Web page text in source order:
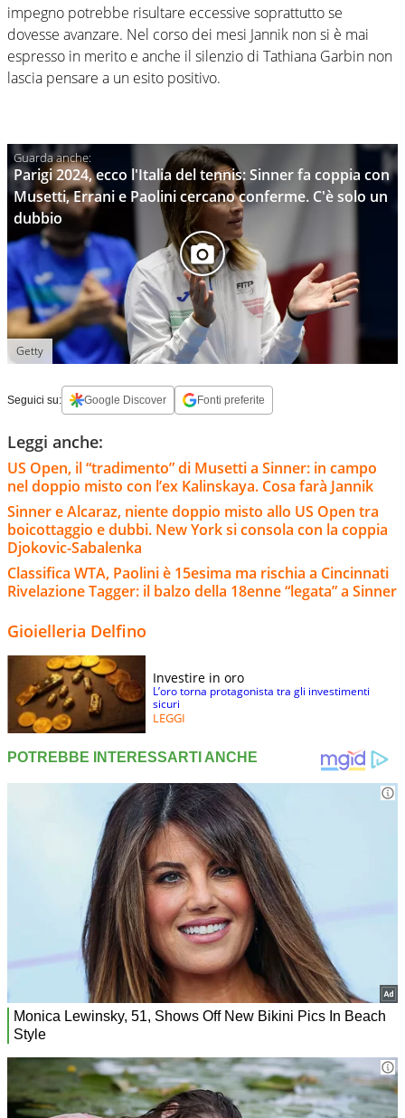
impegno potrebbe risultare eccessive soprattutto se
dovesse avanzare. Nel corso dei mesi Jannik non si è mai
espresso in merito e anche il silenzio di Tathiana Garbin non
lascia pensare a un esito positivo.
Parigi 2024, ecco l'Italia del tennis: Sinner fa coppia con
Musetti, Errani e Paolini cercano conferme. C'è solo un
dubbio
Getty
Seguici su: Google Discover Fonti preferite
Leggi anche:
US Open, il “tradimento” di Musetti a Sinner: in campo
nel doppio misto con l’ex Kalinskaya. Cosa farà Jannik
Sinner e Alcaraz, niente doppio misto allo US Open tra
boicottaggio e dubbi. New York si consola con la coppia
Djokovic-Sabalenka
Classifica WTA, Paolini è 15esima ma rischia a Cincinnati
Rivelazione Tagger: il balzo della 18enne “legata” a Sinner
Gioielleria Delfino
Investire in oro
L’oro torna protagonista tra gli investimenti
sicuri
LEGGI